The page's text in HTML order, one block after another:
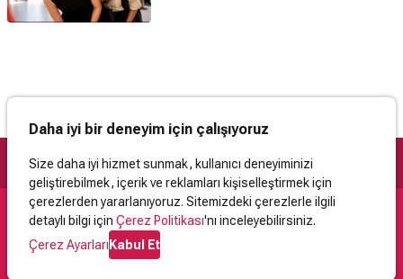
Daha iyi bir deneyim için çalışıyoruz
Size daha iyi hizmet sunmak, kullanıcı deneyiminizi
geliştirebilmek, içerik ve reklamları kişiselleştirmek için
çerezlerden yararlanıyoruz. Sitemizdeki çerezlerle ilgili
detaylı bilgi için Çerez Politikası'nı inceleyebilirsiniz.
Çerez AyarlarıKabul Et
Destek
İletişimYardımKullanıcı Sözleşmesi